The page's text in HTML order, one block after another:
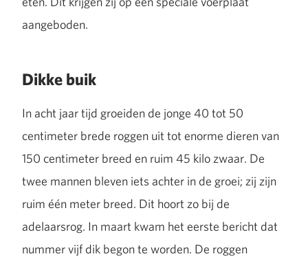
aangeboden.
Dikke buik
In acht jaar tijd groeiden de jonge 40 tot 50
centimeter brede roggen uit tot enorme dieren van
150 centimeter breed en ruim 45 kilo zwaar. De
twee mannen bleven iets achter in de groei; zij zijn
ruim één meter breed. Dit hoort zo bij de
adelaarsrog. In maart kwam het eerste bericht dat
nummer vijf dik begon te worden. De roggen